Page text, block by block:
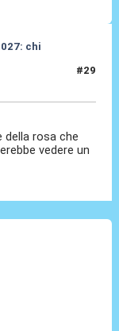
chi
#29
della rosa che
vedere un